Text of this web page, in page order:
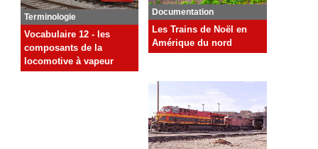
Terminologie
Vocabulaire 12 - les
composants de la
locomotive à vapeur
Documentation
Les Trains de Noël en
Amérique du nord